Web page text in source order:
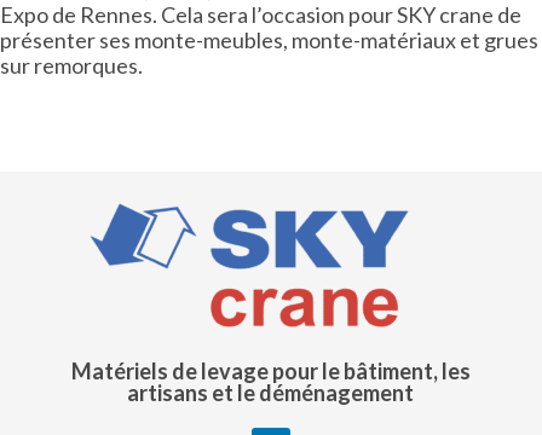
e
n
u
Expo de Rennes. Cela sera l’occasion pour SKY crane de
présenter ses monte-meubles, monte-matériaux et grues
sur remorques.
Matériels de levage pour le bâtiment, les
artisans et le déménagement